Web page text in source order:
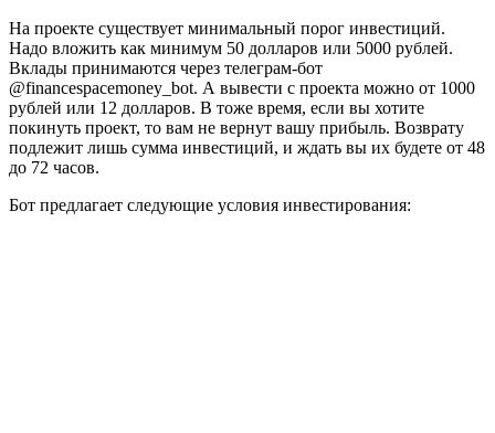
На проекте существует минимальный порог инвестиций.
Надо вложить как минимум 50 долларов или 5000 рублей.
Вклады принимаются через телеграм-бот
@financespacemoney_bot. А вывести с проекта можно от 1000
рублей или 12 долларов. В тоже время, если вы хотите
покинуть проект, то вам не вернут вашу прибыль. Возврату
подлежит лишь сумма инвестиций, и ждать вы их будете от 48
до 72 часов.
Бот предлагает следующие условия инвестирования: